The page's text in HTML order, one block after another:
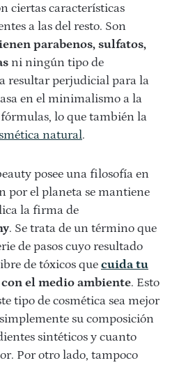
ciertas características
a las del resto. Son
parabenos, sulfatos,
ni ningún tipo de
resultar perjudicial para la
en el minimalismo a la
lo que también la
natural.
posee una filosofía en
por el planeta se mantiene
la firma de
. Se trata de un término que
de pasos cuyo resultado
de tóxicos que cuida tu
el medio ambiente. Esto
tipo de cosmética sea mejor
su composición
sintéticos y cuanto
Por otro lado, tampoco